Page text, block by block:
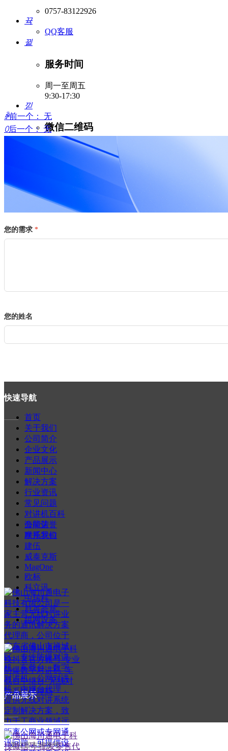
0757-83122926
뀩
QQ客服
뀥
服务时间
周一至周五
9:30-17:30
낃
微信二维码
ꄴ前一个：
无
ꄲ后一个： 无
您的需求 *
您的姓名
版权所有： 佛山市海川通电子科
技有限公司
快速导航
——
首页
关于我们
公司简介
企业文化
产品展示
新闻中心
解决方案
行业资讯
常见问题
对讲机百科
公司荣誉
联系我们
海能达
摩托罗拉
建伍
威泰克斯
MagOne
欧标
科立讯
中瑞科
群英荟萃
组网设备
产品展示
——
关注官方抖音号